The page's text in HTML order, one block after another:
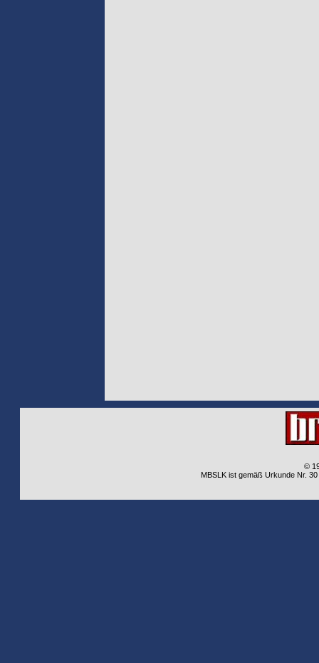
©
MBSLK ist gemäß Urkunde Nr.